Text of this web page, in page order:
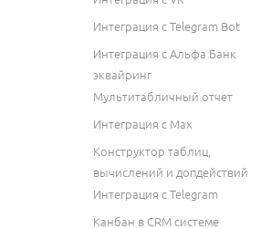
Интеграция с Telegram Bot
Интеграция с Альфа Банк
эквайринг
Мультитабличный отчет
Интеграция с Max
Конструктор таблиц,
вычислений и допдействий
Интеграция с Telegram
Канбан в CRM системе